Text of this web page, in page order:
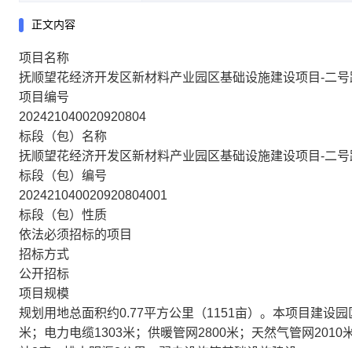
正文内容
项目名称
抚顺望花经济开发区新材料产业园区基础设施建设项目-二
项目编号
202421040020920804
标段（包）名称
抚顺望花经济开发区新材料产业园区基础设施建设项目-二
标段（包）编号
202421040020920804001
标段（包）性质
依法必须招标的项目
招标方式
公开招标
项目规模
规划用地总面积约0.77平方公里（1151亩）。本项目建设
米；电力电缆1303米；供暖管网2800米；天然气管网